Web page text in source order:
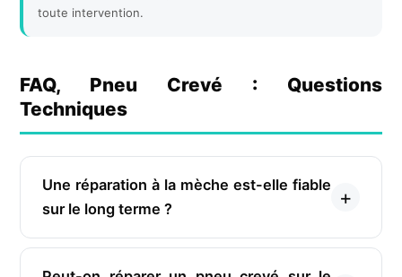
toute intervention.
FAQ, Pneu Crevé : Questions
Techniques
Une réparation à la mèche est-elle fiable
sur le long terme ?